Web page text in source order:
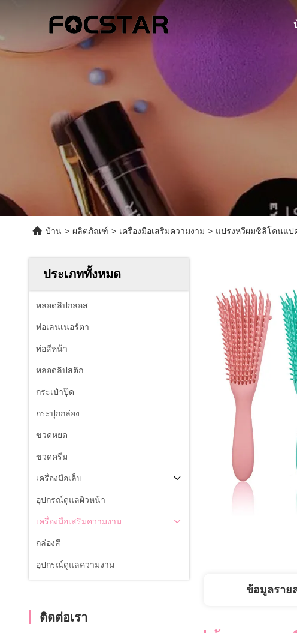
บ้าน > ผลิตภัณฑ์ > เครื่องมือเสริมความงาม > แปรงหวีผมซิลิโคนแป
ประเภททั้งหมด
หลอดลิปกลอส
ท่อเลนเนอร์ตา
ท่อสีหน้า
หลอดลิปสติก
กระเป๋าปู๊ด
กระปุกกล่อง
ขวดหยด
ขวดครีม
เครื่องมือเล็บ
อุปกรณ์ดูแลผิวหน้า
เครื่องมือเสริมความงาม
กล่องสี
อุปกรณ์ดูแลความงาม
ติดต่อเรา
ข้อมูลราย